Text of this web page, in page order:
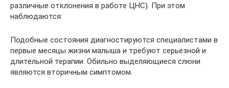
различные отклонения в работе ЦНС). При этом
наблюдаются:
Подобные состояния диагностируются специалистами в
первые месяцы жизни малыша и требуют серьезной и
длительной терапии. Обильно выделяющиеся слюни
являются вторичным симптомом.